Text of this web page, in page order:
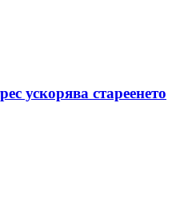
ускорява стареенето